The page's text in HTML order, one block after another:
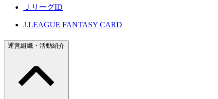
ＪリーグID
J.LEAGUE FANTASY CARD
運営組織・活動紹介